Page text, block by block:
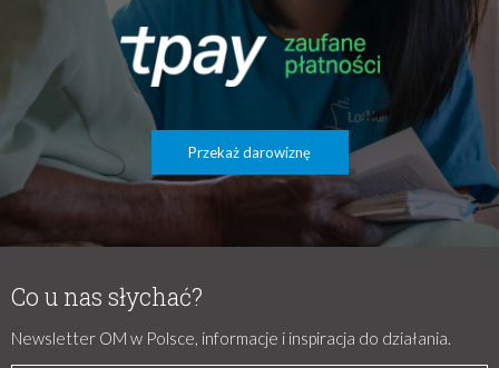
Przekaż darowiznę
Co u nas słychać?
Newsletter OM w Polsce, informacje i inspiracja do działania.